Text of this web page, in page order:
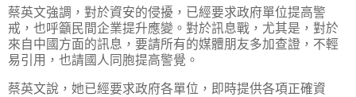
蔡英文強調，對於資安的侵擾，已經要求政府單位提高警
戒，也呼籲民間企業提升應變。對於訊息戰，尤其是，對於
來自中國方面的訊息，要請所有的媒體朋友多加查證，不輕
易引用，也請國人同胞提高警覺。
蔡英文說，她已經要求政府各單位，即時提供各項正確資